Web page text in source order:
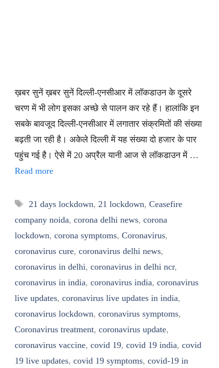
ख़बर सुनें ख़बर सुनें दिल्ली-एनसीआर में लॉकडाउन के दूसरे
चरण में भी लोग इसका अच्छे से पालन कर रहे हैं। हालांकि इन
सबके बावजूद दिल्ली-एनसीआर में लगातार संक्रमितों की संख्या
बढ़ती जा रही है। अकेले दिल्ली में यह संख्या दो हजार के पार
पहुंच गई है। ऐसे में 20 अप्रैल यानी आज से लॉकडाउन में …
Read more
Tags
21 days lockdown, 21 lockdown, Ceasefire
company noida, corona delhi news, corona
lockdown, corona symptoms, Coronavirus,
coronavirus cure, coronavirus delhi news,
coronavirus in delhi, coronavirus in delhi ncr,
coronavirus in india, coronavirus india, coronavirus
live updates, coronavirus live updates in india,
coronavirus lockdown, coronavirus symptoms,
Coronavirus treatment, coronavirus update,
coronavirus vaccine, covid 19, covid 19 india, covid
19 live updates, covid 19 symptoms, covid-19 in